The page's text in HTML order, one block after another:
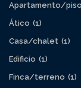
Apartamento/piso
Ático (1)
Casa/chalet (1)
Edificio (1)
Finca/terreno (1)